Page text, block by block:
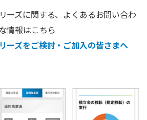
ーズに関する、よくあるお問い合わ
情報はこちら
ーズをご検討・ご加入の皆さまへ